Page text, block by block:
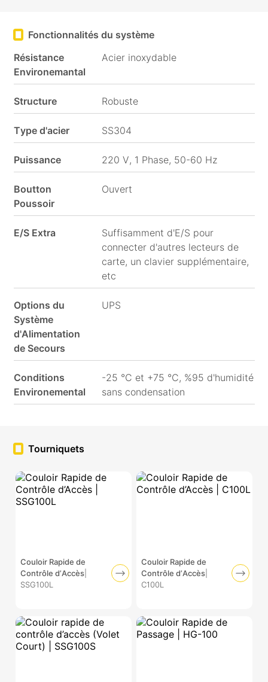
Fonctionnalités du système
Résistance
Environemantal
Acier inoxydable
Structure Robuste
Type d'acier SS304
Puissance 220 V, 1 Phase, 50-60 Hz
Boutton
Poussoir
Ouvert
E/S Extra
Suffisamment d'E/S pour
connecter d'autres lecteurs de
carte, un clavier supplémentaire,
etc
Options du
Système
d'Alimentation
de Secours
UPS
Conditions
Environemental
-25 °C et +75 °C, %95 d'humidité
sans condensation
Tourniquets
Couloir Rapide de
Contrôle d’Accès
SSG100L
Couloir Rapide de
Contrôle d’Accès|
C100L